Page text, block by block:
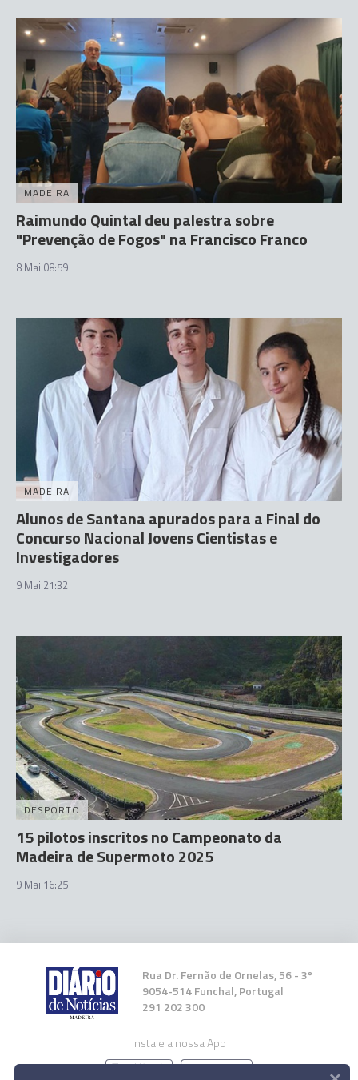
MADEIRA
Raimundo Quintal deu palestra sobre
"Prevenção de Fogos" na Francisco Franco
8 Mai 08:59
MADEIRA
Alunos de Santana apurados para a Final do
Concurso Nacional Jovens Cientistas e
Investigadores
9 Mai 21:32
DESPORTO
15 pilotos inscritos no Campeonato da
Madeira de Supermoto 2025
9 Mai 16:25
Rua Dr. Fernão de Ornelas, 56 - 3º
9054-514 Funchal, Portugal
291 202 300
Instale a nossa App